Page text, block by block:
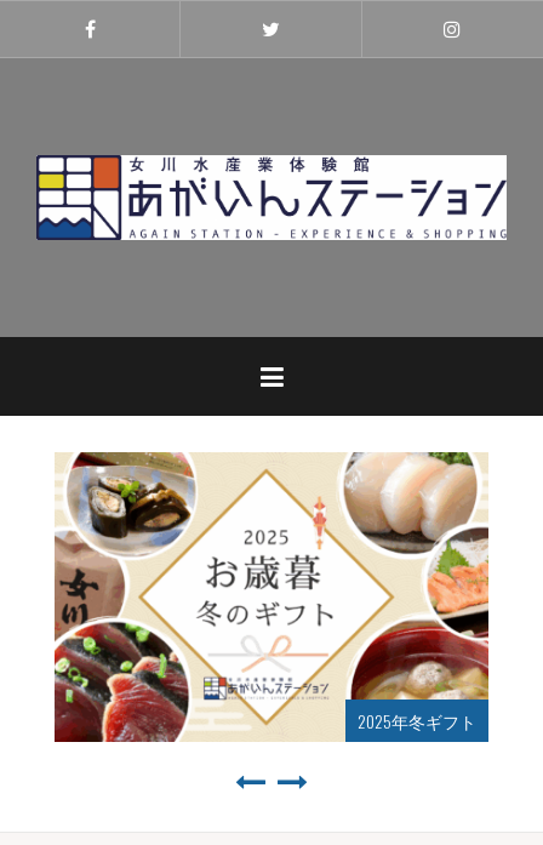
ギフト 2025年夏ギフト始まりまし